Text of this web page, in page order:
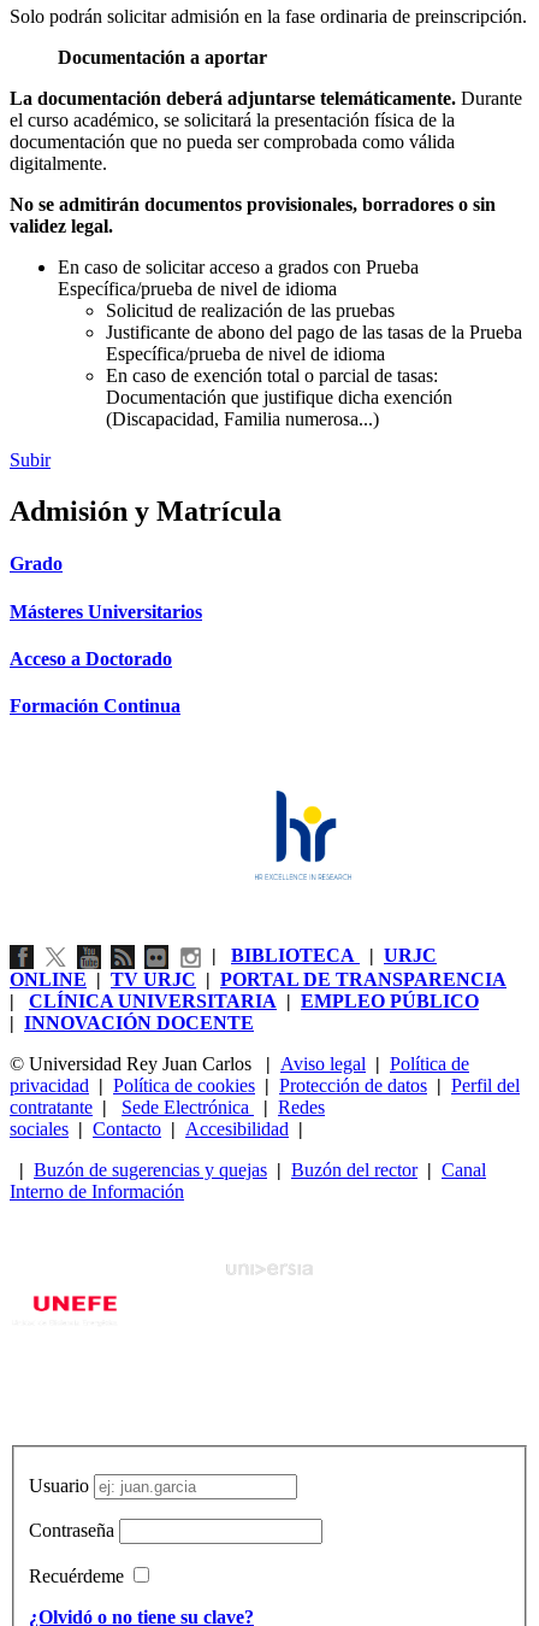
Solo podrán solicitar admisión en la fase ordinaria de preinscripción.
Documentación a aportar
La documentación deberá adjuntarse telemáticamente. Durante
el curso académico, se solicitará la presentación física de la
documentación que no pueda ser comprobada como válida
digitalmente.
No se admitirán documentos provisionales, borradores o sin
validez legal.
En caso de solicitar acceso a grados con Prueba
Específica/prueba de nivel de idioma
Solicitud de realización de las pruebas
Justificante de abono del pago de las tasas de la Prueba
Específica/prueba de nivel de idioma
En caso de exención total o parcial de tasas:
Documentación que justifique dicha exención
(Discapacidad, Familia numerosa...)
Subir
Admisión y Matrícula
Grado
Másteres Universitarios
Acceso a Doctorado
Formación Continua
BIBLIOTECA
URJC
ONLINE
TV URJC
PORTAL DE TRANSPARENCIA
CLÍNICA UNIVERSITARIA
EMPLEO PÚBLICO
INNOVACIÓN DOCENTE
© Universidad Rey Juan Carlos
Aviso legal
Política de
privacidad
Política de cookies Protección de datos
Perfil del
contratante
Sede Electrónica
Redes
sociales
Contacto Accesibilidad
Buzón de sugerencias y quejas Buzón del rector| Canal
Interno de Información
Usuario
Contraseña
Recuérdeme
¿Olvidó o no tiene su clave?